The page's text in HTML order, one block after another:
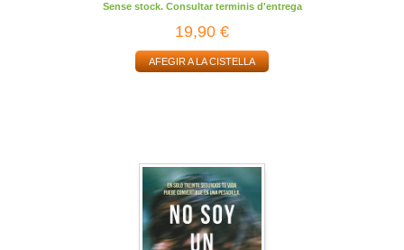
Sense stock. Consultar terminis d'entrega
19,90 €
AFEGIR A LA CISTELLA